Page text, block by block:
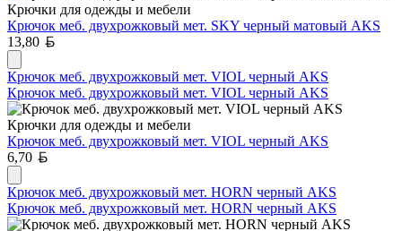
Крючки для одежды и мебели
Крючок меб. двухрожковый мет. SKY черный матовый AKS
13,80
Крючок меб. двухрожковый мет. VIOL черный AKS
Крючок меб. двухрожковый мет. VIOL черный AKS
Крючки для одежды и мебели
Крючок меб. двухрожковый мет. VIOL черный AKS
6,70
Крючок меб. двухрожковый мет. HORN черный AKS
Крючок меб. двухрожковый мет. HORN черный AKS